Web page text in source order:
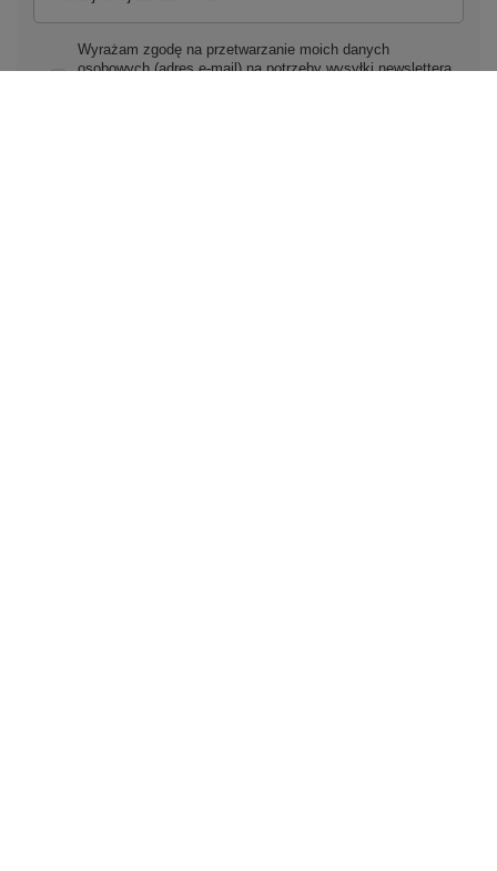
Wyrażam zgodę na przetwarzanie moich danych
osobowych (adres e-mail) na potrzeby wysyłki newslettera